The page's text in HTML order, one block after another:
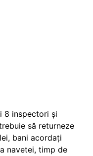
8 inspectori și
să returneze
bani acordați
navetei, timp de